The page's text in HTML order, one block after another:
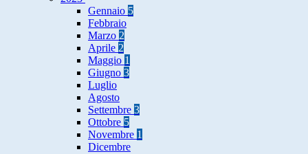
Gennaio 5
Febbraio
Marzo 2
Aprile 2
Maggio 1
Giugno 3
Luglio
Agosto
Settembre 3
Ottobre 5
Novembre 1
Dicembre